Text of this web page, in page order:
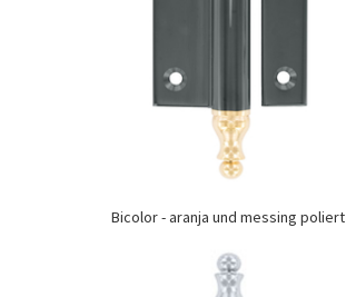
Bicolor - aranja und messing poliert